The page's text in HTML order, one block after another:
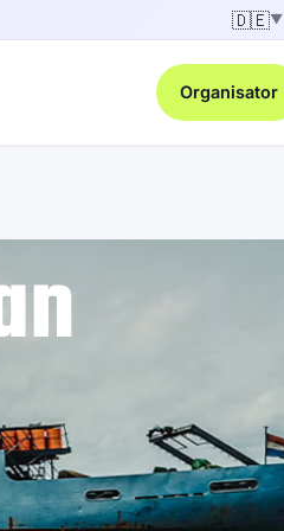
🇩🇪▼
Organisator